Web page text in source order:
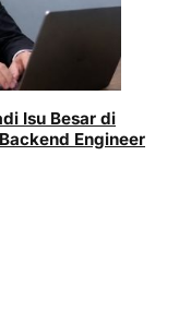
Isu Besar di
Engineer